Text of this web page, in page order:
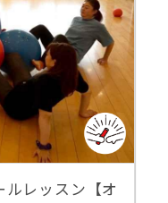
レッスン【オ